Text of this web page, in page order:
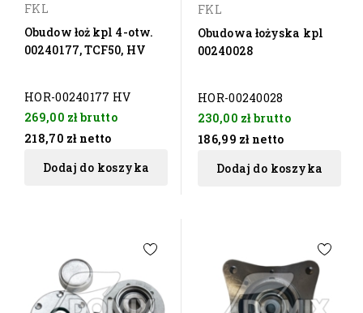
FKL
Obudow łoż kpl 4-otw.
00240177, TCF50, HV
HOR-00240177 HV
269,00 złbrutto
218,70 zł netto
Dodaj do koszyka
FKL
Obudowa łożyska kpl
00240028
HOR-00240028
230,00 złbrutto
186,99 zł netto
Dodaj do koszyka